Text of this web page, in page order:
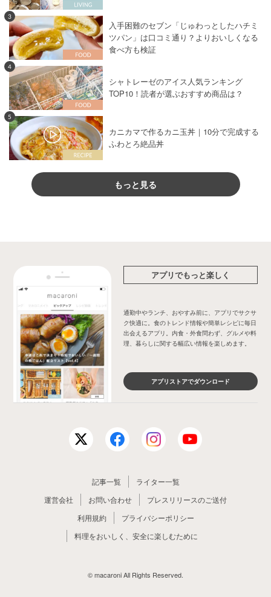
3
入手困難のセブン「じゅわっとしたハチミ
ツパン」は口コミ通り？よりおいしくなる
食べ方も検証
4
シャトレーゼのアイス人気ランキング
TOP10！読者が選ぶおすすめ商品は？
5
カニカマで作るカニ玉丼｜10分で完成する
ふわとろ絶品丼
もっと見る
アプリでもっと楽しく
通勤中やランチ、おやすみ前に、アプリでサクサ
ク快適に。食のトレンド情報や簡単レシピに毎日
出会えるアプリ。内食・外食問わず、グルメや料
理、暮らしに関する幅広い情報を楽しめます。
アプリストアでダウンロード
記事一覧
ライター一覧
運営会社
お問い合わせ
プレスリリースのご送付
利用規約
プライバシーポリシー
料理をおいしく、安全に楽しむために
© macaroni All Rights Reserved.